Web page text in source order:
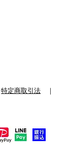
特定商取引法 ｜